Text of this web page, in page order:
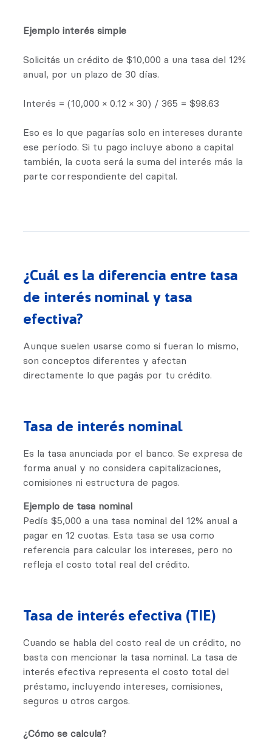
Ejemplo interés simple
Solicitás un crédito de $10,000 a una tasa del 12%
anual, por un plazo de 30 días.
Interés = (10,000 × 0.12 × 30) / 365 = $98.63
Eso es lo que pagarías solo en intereses durante
ese período. Si tu pago incluye abono a capital
también, la cuota será la suma del interés más la
parte correspondiente del capital.
¿Cuál es la diferencia entre tasa
de interés nominal y tasa
efectiva?
Aunque suelen usarse como si fueran lo mismo,
son conceptos diferentes y afectan
directamente lo que pagás por tu crédito.
Tasa de interés nominal
Es la tasa anunciada por el banco. Se expresa de
forma anual y no considera capitalizaciones,
comisiones ni estructura de pagos.
Ejemplo de tasa nominal
Pedís $5,000 a una tasa nominal del 12% anual a
pagar en 12 cuotas. Esta tasa se usa como
referencia para calcular los intereses, pero no
refleja el costo total real del crédito.
Tasa de interés efectiva (TIE)
Cuando se habla del costo real de un crédito, no
basta con mencionar la tasa nominal. La tasa de
interés efectiva representa el costo total del
préstamo, incluyendo intereses, comisiones,
seguros u otros cargos.
¿Cómo se calcula?